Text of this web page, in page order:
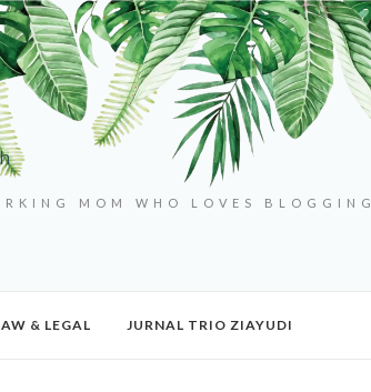
MOM WHO LOVES BLOGGING
& LEGAL JURNAL TRIO ZIAYUDI